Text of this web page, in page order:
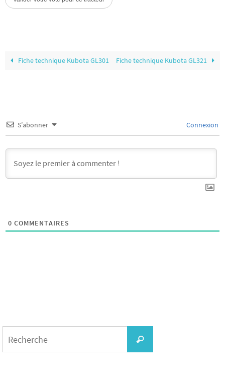
Fiche technique Kubota GL301 Fiche technique Kubota GL321
S’abonner Connexion
0 COMMENTAIRES
Recherche